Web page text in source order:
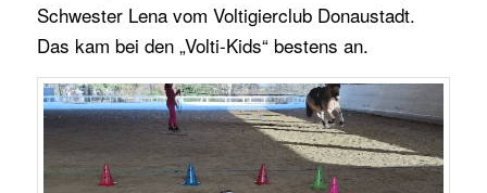
Schwester Lena vom Voltigierclub Donaustadt.
Das kam bei den „Volti-Kids“ bestens an.